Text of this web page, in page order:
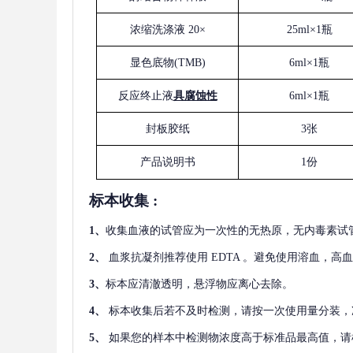
浓缩洗涤液 20× 25ml×1瓶
显色底物(TMB) 6ml×1瓶
反应终止液具腐蚀性 6ml×1瓶
封板胶纸 3张
产品说明书 1份
标本收集 :
1、 收集血液的试管应为一次性的无热原，无内毒素试
2、 血浆抗凝剂推荐使用 EDTA 。避免使用溶血，高
3、 标本应清澈透明，悬浮物应离心去除。
4、 标本收集后若不及时检测，请按一次使用量分装
5、 如果您的样本中检测物浓度高于标准品最高值，